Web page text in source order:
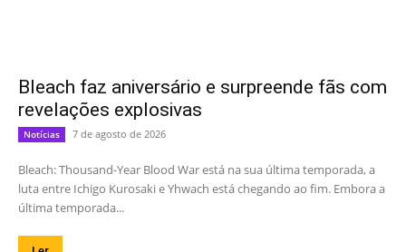
Bleach faz aniversário e surpreende fãs com
revelações explosivas
Notícias 7 de agosto de 2026
Bleach: Thousand-Year Blood War está na sua última temporada, a
luta entre Ichigo Kurosaki e Yhwach está chegando ao fim. Embora a
última temporada...